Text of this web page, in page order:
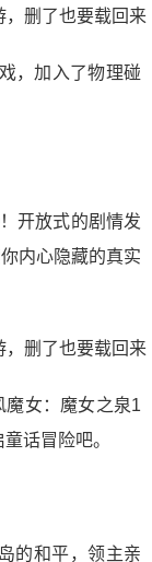
，加入了物理碰
开放式的剧情发
内心隐藏的真实
魔女：魔女之泉1
话冒险吧。
的和平，领主亲